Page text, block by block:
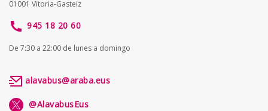
01001 Vitoria-Gasteiz
945 18 20 60
De 7:30 a 22:00 de lunes a domingo
alavabus@araba.eus
@AlavabusEus